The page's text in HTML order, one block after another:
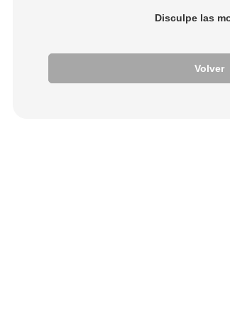
Disculpe las
Volver